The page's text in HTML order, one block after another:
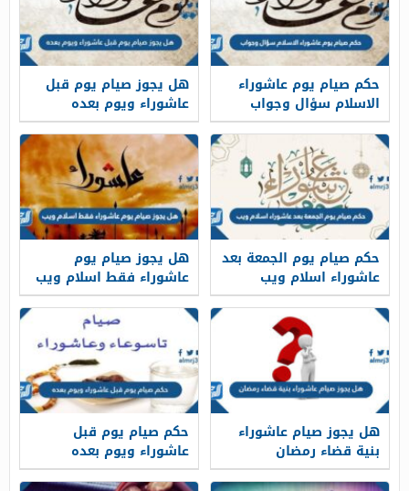
حكم صيام يوم عاشوراء
الاسلام سؤال وجواب
هل يجوز صيام يوم قبل
عاشوراء ويوم بعده
حكم صيام يوم الجمعة بعد
عاشوراء اسلام ويب
هل يجوز صيام يوم
عاشوراء فقط اسلام ويب
هل يجوز صيام عاشوراء
بنية قضاء رمضان
حكم صيام يوم قبل
عاشوراء ويوم بعده